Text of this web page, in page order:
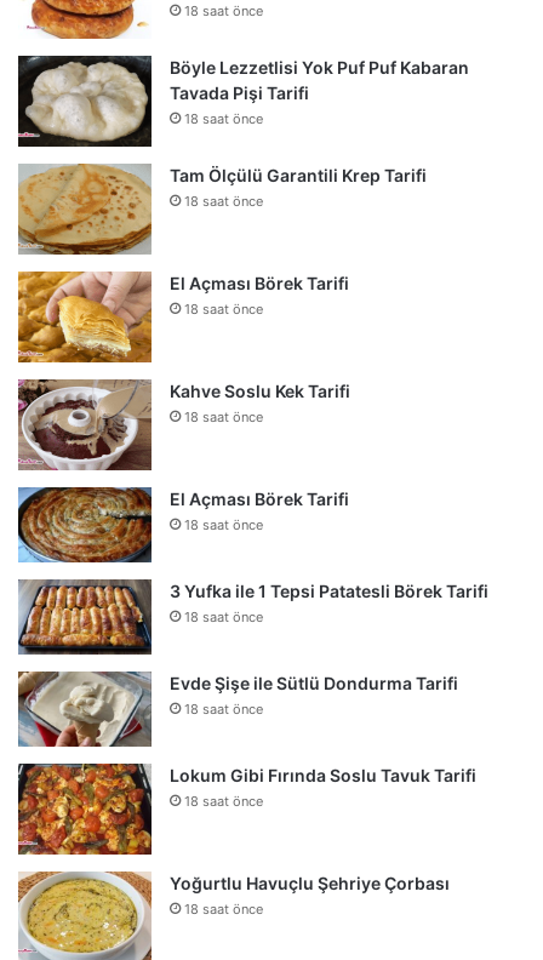
18 saat önce
Böyle Lezzetlisi Yok Puf Puf Kabaran
Tavada Pişi Tarifi
18 saat önce
Tam Ölçülü Garantili Krep Tarifi
18 saat önce
El Açması Börek Tarifi
18 saat önce
Kahve Soslu Kek Tarifi
18 saat önce
El Açması Börek Tarifi
18 saat önce
3 Yufka ile 1 Tepsi Patatesli Börek Tarifi
18 saat önce
Evde Şişe ile Sütlü Dondurma Tarifi
18 saat önce
Lokum Gibi Fırında Soslu Tavuk Tarifi
18 saat önce
Yoğurtlu Havuçlu Şehriye Çorbası
18 saat önce